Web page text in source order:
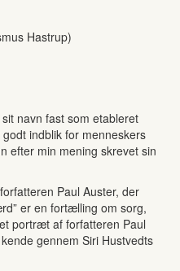
Hastrup)
navn fast som etableret
indblik for menneskers
efter min mening skrevet sin
Paul Auster, der
er en fortælling om sorg,
portræt af forfatteren Paul
gennem Siri Hustvedts